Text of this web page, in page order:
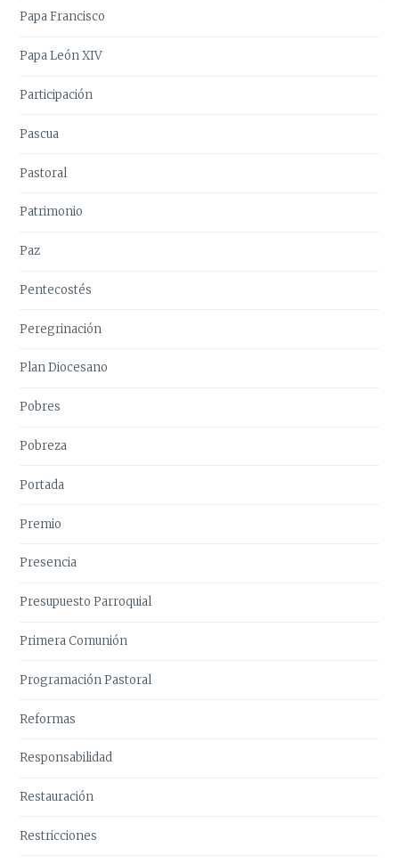
Papa Francisco
Papa León XIV
Participación
Pascua
Pastoral
Patrimonio
Paz
Pentecostés
Peregrinación
Plan Diocesano
Pobres
Pobreza
Portada
Premio
Presencia
Presupuesto Parroquial
Primera Comunión
Programación Pastoral
Reformas
Responsabilidad
Restauración
Restricciones